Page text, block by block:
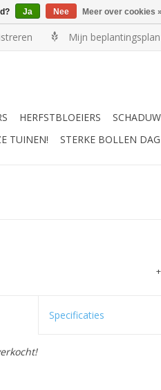
Mijn beplantingsplan
HERFSTBLOEIERS
TUINEN! STERKE BOLLEN
Specificaties
Ja Nee Meer over cookies »